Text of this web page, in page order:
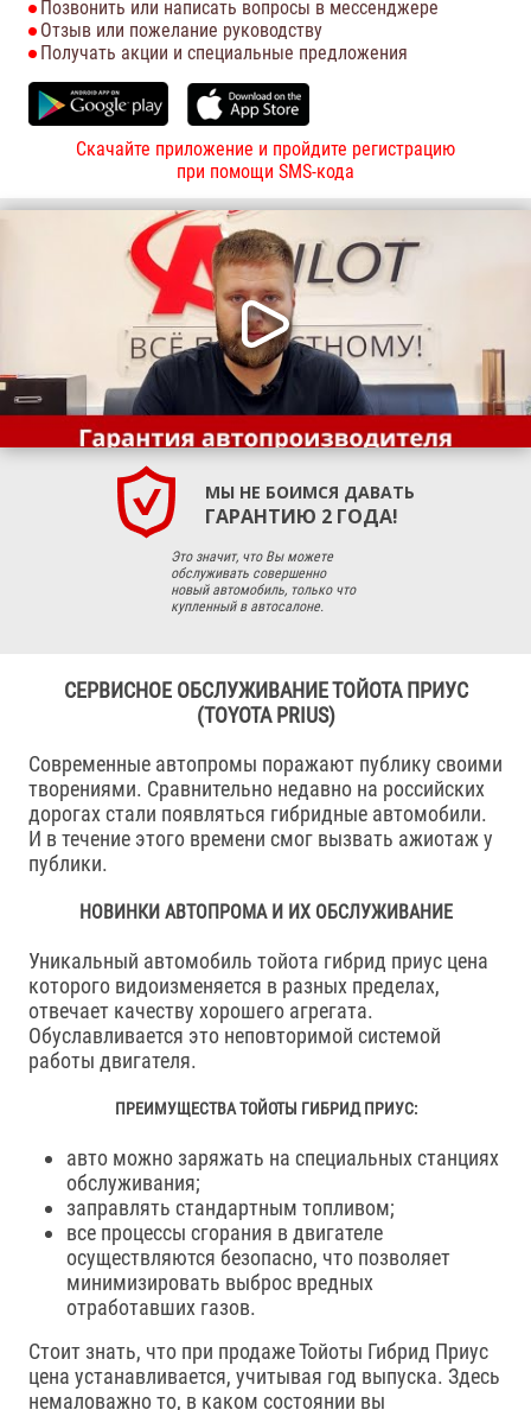
Позвонить или написать вопросы в мессенджере
Отзыв или пожелание руководству
Получать акции и специальные предложения
Скачайте приложение и пройдите регистрацию
при помощи SMS-кода
МЫ НЕ БОИМСЯ ДАВАТЬ
ГАРАНТИЮ 2 ГОДА!
Это значит, что Вы можете
обслуживать совершенно
новый автомобиль, только что
купленный в автосалоне.
СЕРВИСНОЕ ОБСЛУЖИВАНИЕ ТОЙОТА ПРИУС
(TOYOTA PRIUS)
Современные автопромы поражают публику своими
творениями. Сравнительно недавно на российских
дорогах стали появляться гибридные автомобили.
И в течение этого времени смог вызвать ажиотаж у
публики.
НОВИНКИ АВТОПРОМА И ИХ ОБСЛУЖИВАНИЕ
Уникальный автомобиль тойота гибрид приус цена
которого видоизменяется в разных пределах,
отвечает качеству хорошего агрегата.
Обуславливается это неповторимой системой
работы двигателя.
ПРЕИМУЩЕСТВА ТОЙОТЫ ГИБРИД ПРИУС:
авто можно заряжать на специальных станциях
обслуживания;
заправлять стандартным топливом;
все процессы сгорания в двигателе
осуществляются безопасно, что позволяет
минимизировать выброс вредных
отработавших газов.
Стоит знать, что при продаже Тойоты Гибрид Приус
цена устанавливается, учитывая год выпуска. Здесь
немаловажно то, в каком состоянии вы